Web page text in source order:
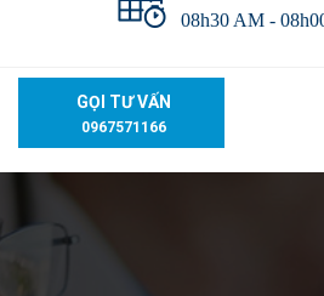
08h30 AM -
GỌI TƯ VẤN
0967571166